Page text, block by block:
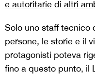
e autoritarie di altri
Solo uno staff tecnico
persone, le storie e il
protagonisti poteva
fino a questo punto, il